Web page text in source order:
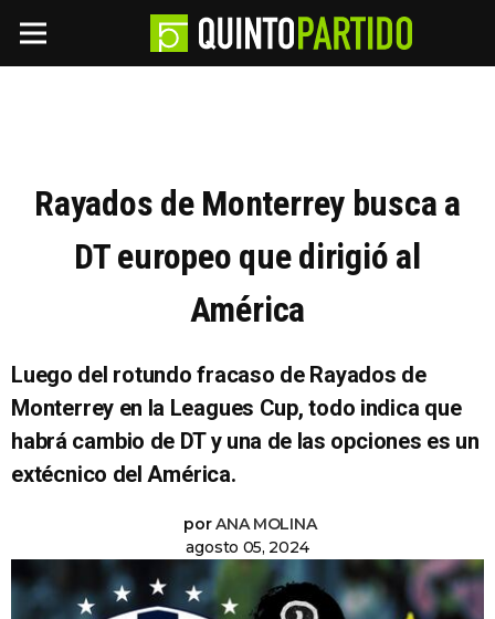
Rayados de Monterrey busca a
DT europeo que dirigió al
América
Luego del rotundo fracaso de Rayados de
Monterrey en la Leagues Cup, todo indica que
habrá cambio de DT y una de las opciones es un
extécnico del América.
porANA MOLINA
agosto 05, 2024